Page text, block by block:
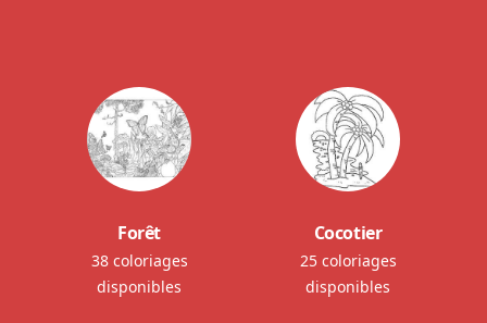
Forêt
38 coloriages
disponibles
Cocotier
25 coloriages
disponibles